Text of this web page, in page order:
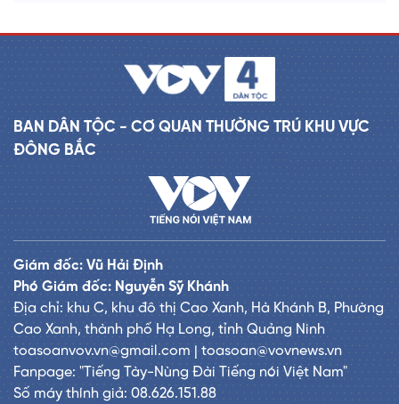
BAN DÂN TỘC - CƠ QUAN THƯỜNG TRÚ KHU VỰC
ĐÔNG BẮC
Giám đốc: Vũ Hải Định
Phó Giám đốc: Nguyễn Sỹ Khánh
Địa chỉ: khu C, khu đô thị Cao Xanh, Hà Khánh B, Phường
Cao Xanh, thành phố Hạ Long, tỉnh Quảng Ninh
toasoanvov.vn@gmail.com | toasoan@vovnews.vn
Fanpage: "Tiếng Tày-Nùng Đài Tiếng nói Việt Nam"
Số máy thính giả: 08.626.151.88